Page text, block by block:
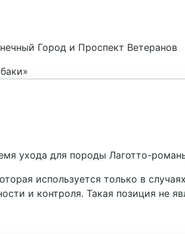
Город и Проспект Ветеранов
ухода для породы Лаготто-
используется только в
и контроля. Такая позиция не